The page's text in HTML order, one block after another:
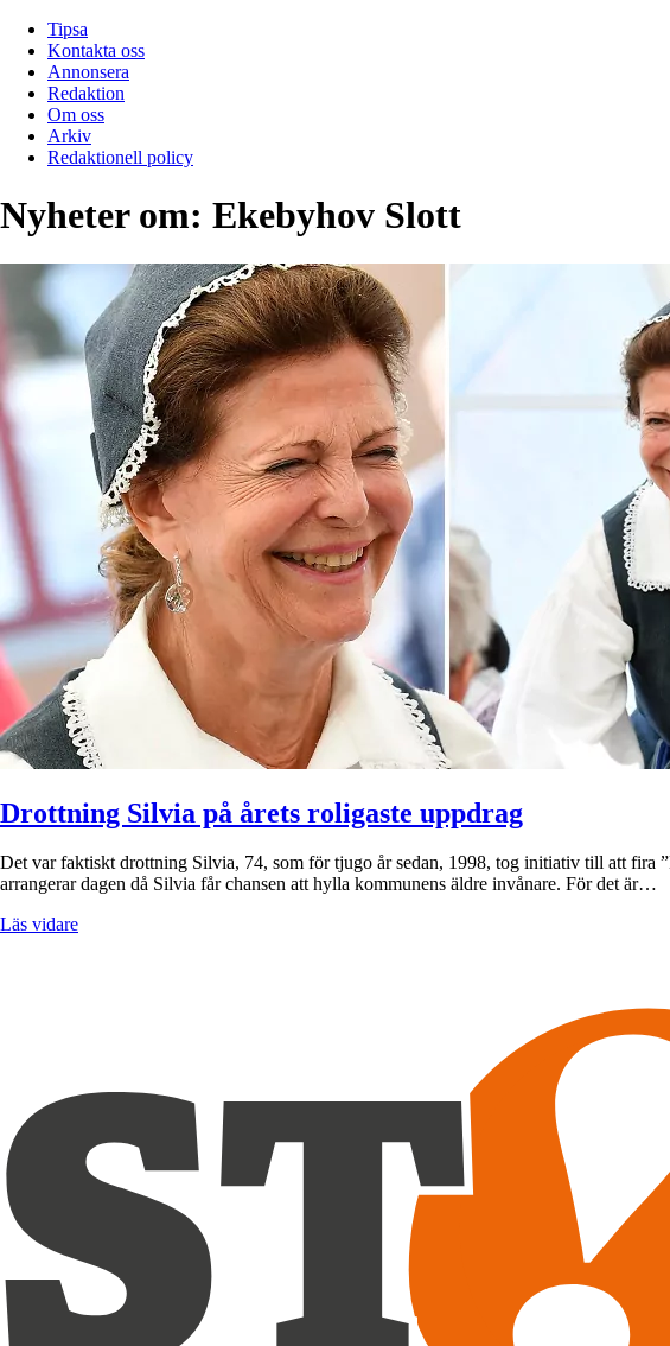
Tipsa
Kontakta oss
Annonsera
Redaktion
Om oss
Arkiv
Redaktionell policy
Nyheter om: Ekebyhov Slott
Drottning Silvia på årets roligaste uppdrag
Det var faktiskt drottning Silvia, 74, som för tjugo år sedan, 1998, tog initiativ till att fira
arrangerar dagen då Silvia får chansen att hylla kommunens äldre invånare. För det är…
Läs vidare